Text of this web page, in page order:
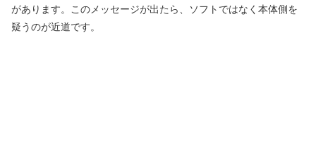
があります。このメッセージが出たら、ソフトではなく本体側を
疑うのが近道です。